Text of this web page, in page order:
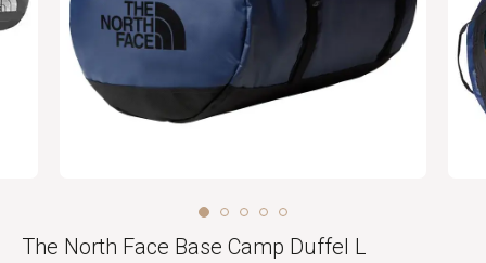
The North Face Base Camp Duffel L